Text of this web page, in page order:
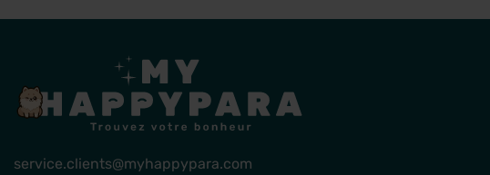
service.clients@myhappypara.com